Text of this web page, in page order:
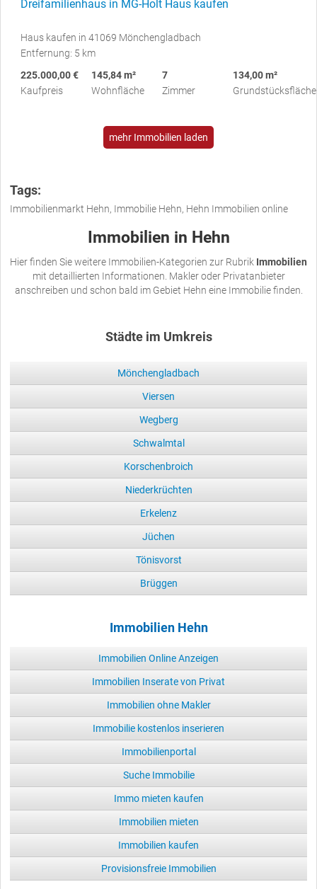
Dreifamilienhaus in MG-Holt Haus kaufen
Haus kaufen in 41069 Mönchengladbach
Entfernung: 5 km
225.000,00 €
Kaufpreis
145,84 m²
Wohnfläche
7
Zimmer
134,00 m²
Grundstücksfläche
mehr Immobilien laden
Tags:
Immobilienmarkt Hehn, Immobilie Hehn, Hehn Immobilien online
Immobilien in Hehn
Hier finden Sie weitere Immobilien-Kategorien zur Rubrik Immobilien
mit detaillierten Informationen. Makler oder Privatanbieter
anschreiben und schon bald im Gebiet Hehn eine Immobilie finden.
Städte im Umkreis
Mönchengladbach
Viersen
Wegberg
Schwalmtal
Korschenbroich
Niederkrüchten
Erkelenz
Jüchen
Tönisvorst
Brüggen
Immobilien Hehn
Immobilien Online Anzeigen
Immobilien Inserate von Privat
Immobilien ohne Makler
Immobilie kostenlos inserieren
Immobilienportal
Suche Immobilie
Immo mieten kaufen
Immobilien mieten
Immobilien kaufen
Provisionsfreie Immobilien